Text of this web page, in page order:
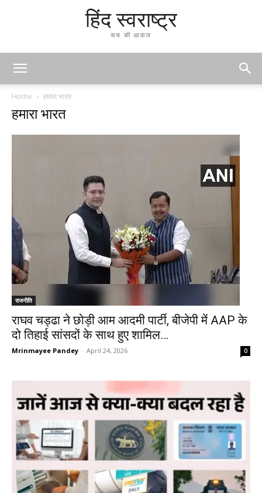
हिंद स्वराष्ट्र
सच की आवाज
Home हमारा भारत
हमारा भारत
राजनीति
राघव चड्ढा ने छोड़ी आम आदमी पार्टी, बीजेपी में AAP के
दो तिहाई सांसदों के साथ हुए शामिल…
Mrinmayee Pandey - April 24, 2026 0